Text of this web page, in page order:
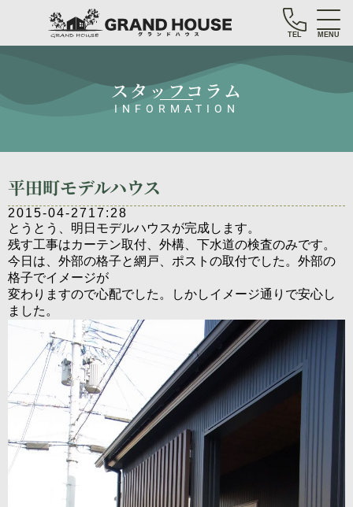
TEL MENU
スタッフコラム
INFORMATION
平田町モデルハウス
2015-04-27 17:28
とうとう、明日モデルハウスが完成します。
残す工事はカーテン取付、外構、下水道の検査のみです。
今日は、外部の格子と網戸、ポストの取付でした。外部の
格子でイメージが
変わりますので心配でした。しかしイメージ通りで安心し
ました。